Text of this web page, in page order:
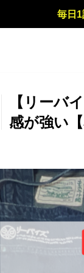
毎日
【リーバ
感が強い